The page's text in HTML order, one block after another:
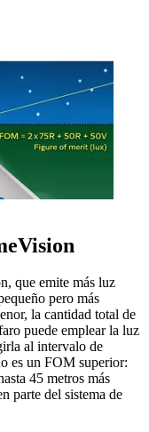
que emite más luz
pero más
la cantidad total de
puede emplear la luz
al intervalo de
es un FOM superior:
45 metros más
parte del sistema de